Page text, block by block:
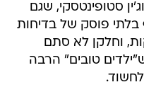
סטופינטסקי, שגם
בלתי פוסק של בדיחות
וחלקן לא סתם
טובים" הרבה